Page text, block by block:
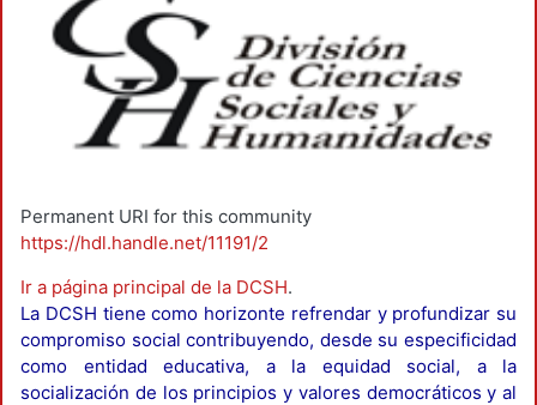
Permanent URI for this community
https://hdl.handle.net/11191/2
Ir a página principal de la DCSH.
La DCSH tiene como horizonte refrendar y profundizar su
compromiso social contribuyendo, desde su especificidad
como entidad educativa, a la equidad social, a la
socialización de los principios y valores democráticos y al